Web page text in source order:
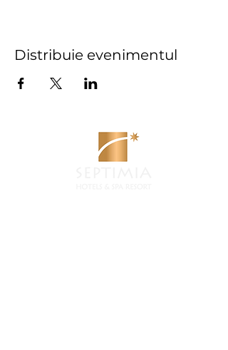
Distribuie evenimentul